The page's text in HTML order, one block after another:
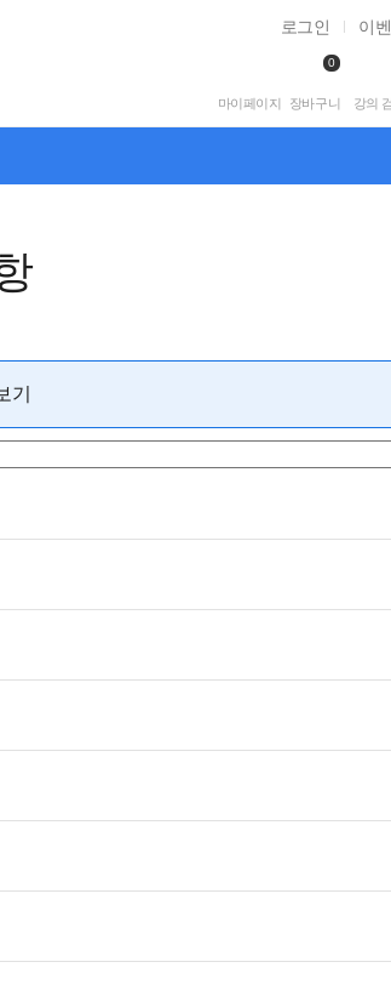
로그인 이
마이페이지 장바구니
0
강의
기